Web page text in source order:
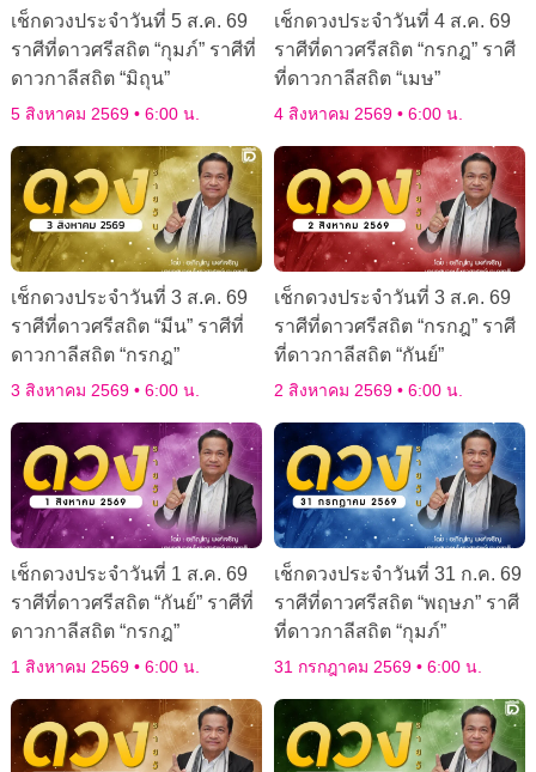
เช็กดวงประจำวันที่ 5 ส.ค. 69
ราศีที่ดาวศรีสถิต “กุมภ์” ราศีที่
ดาวกาลีสถิต “มิถุน”
5 สิงหาคม 2569 6:00 น.
เช็กดวงประจำวันที่ 4 ส.ค. 69
ราศีที่ดาวศรีสถิต “กรกฎ” ราศี
ที่ดาวกาลีสถิต “เมษ”
4 สิงหาคม 2569 6:00 น.
เช็กดวงประจำวันที่ 3 ส.ค. 69
ราศีที่ดาวศรีสถิต “มีน” ราศีที่
ดาวกาลีสถิต “กรกฎ”
3 สิงหาคม 2569 6:00 น.
เช็กดวงประจำวันที่ 3 ส.ค. 69
ราศีที่ดาวศรีสถิต “กรกฎ” ราศี
ที่ดาวกาลีสถิต “กันย์”
2 สิงหาคม 2569 6:00 น.
เช็กดวงประจำวันที่ 1 ส.ค. 69
ราศีที่ดาวศรีสถิต “กันย์” ราศีที่
ดาวกาลีสถิต “กรกฎ”
1 สิงหาคม 2569 6:00 น.
เช็กดวงประจำวันที่ 31 ก.ค. 69
ราศีที่ดาวศรีสถิต “พฤษภ” ราศี
ที่ดาวกาลีสถิต “กุมภ์”
31 กรกฎาคม 2569 6:00 น.